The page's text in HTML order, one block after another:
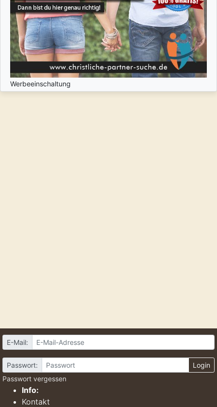
Werbeeinschaltung
E-Mail:
Passwort:
Login
Passwort vergessen
Info:
Kontakt